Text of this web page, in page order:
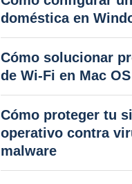
doméstica en
Cómo solucionar
de Wi-Fi en Mac
Cómo proteger tu
operativo contra
malware